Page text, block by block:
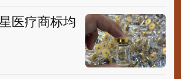
医疗商标均